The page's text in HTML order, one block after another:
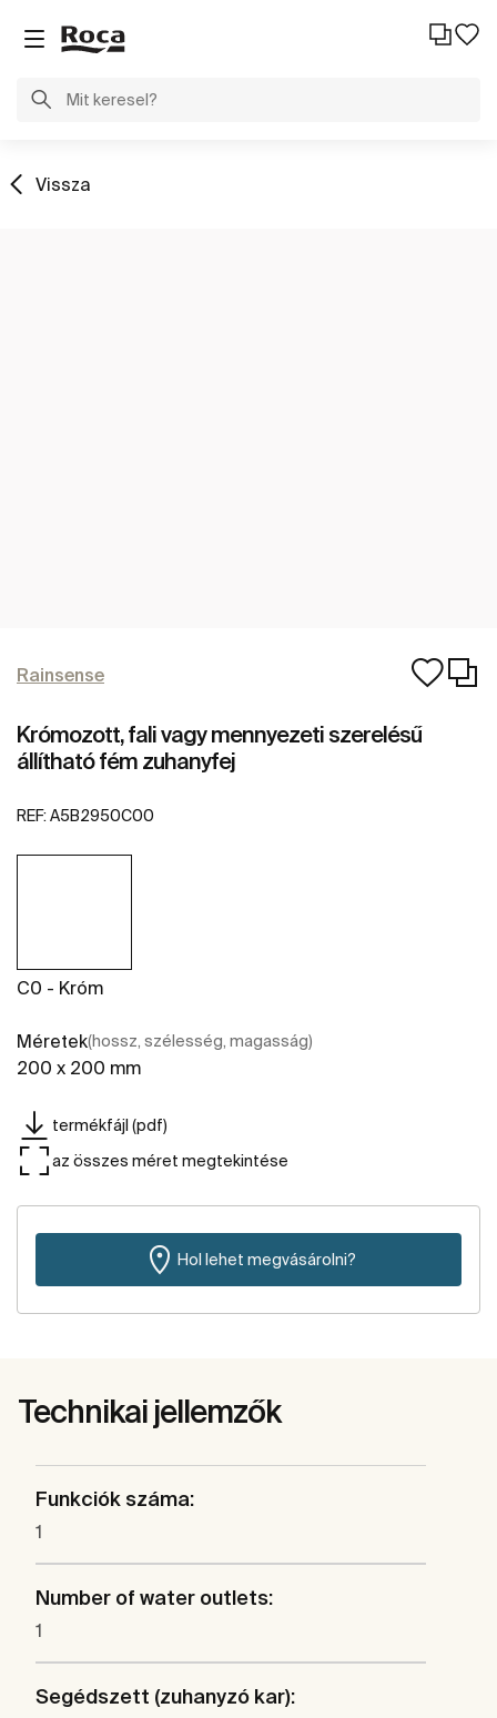
Vissza
Rainsense
Krómozott, fali vagy mennyezeti szerelésű
állítható fém zuhanyfej
REF: A5B2950C00
C0 - Króm
Méretek(hossz, szélesség, magasság)
200 x 200 mm
termékfájl (pdf)
az összes méret megtekintése
Hol lehet megvásárolni?
Technikai jellemzők
Funkciók száma:
1
Number of water outlets:
1
Segédszett (zuhanyzó kar):